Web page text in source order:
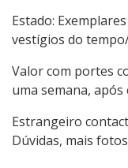
Estado:
vestígios do
Valor com portes
uma semana,
Estrangeiro
Dúvidas, mais